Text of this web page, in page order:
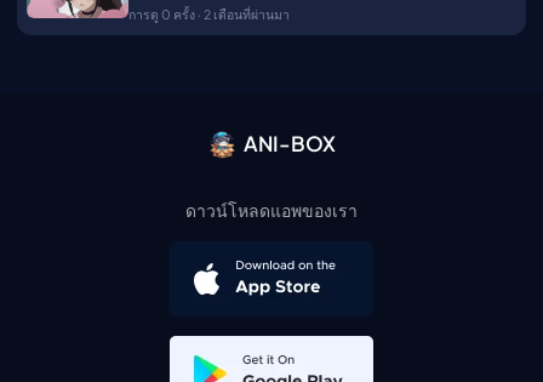
การดู 0 ครั้ง · 2 เดือนที่ผ่านมา
ANI-BOX
ดาวน์โหลดแอพของเรา